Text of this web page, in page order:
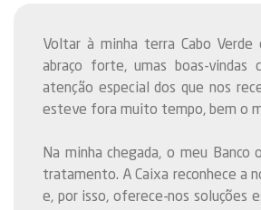
Voltar à minha terra Cabo Verde
abraço forte, umas boas-vindas
atenção especial dos que nos
esteve fora muito tempo, bem o
Na minha chegada, o meu Banco
tratamento. A Caixa reconhece a
e, por isso, oferece-nos soluções